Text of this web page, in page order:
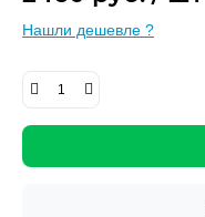
Нашли дешевле ?